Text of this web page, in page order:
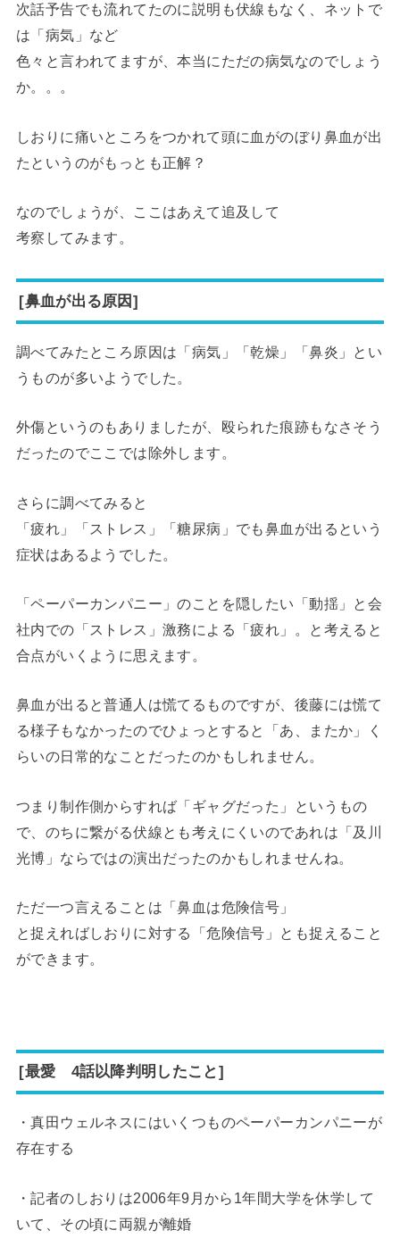
次話予告でも流れてたのに説明も伏線もなく、ネットで
は「病気」など
色々と言われてますが、本当にただの病気なのでしょう
か。。。
しおりに痛いところをつかれて頭に血がのぼり鼻血が出
たというのがもっとも正解？
なのでしょうが、ここはあえて追及して
考察してみます。
[鼻血が出る原因]
調べてみたところ原因は「病気」「乾燥」「鼻炎」とい
うものが多いようでした。
外傷というのもありましたが、殴られた痕跡もなさそう
だったのでここでは除外します。
さらに調べてみると
「疲れ」「ストレス」「糖尿病」でも鼻血が出るという
症状はあるようでした。
「ペーパーカンパニー」のことを隠したい「動揺」と会
社内での「ストレス」激務による「疲れ」。と考えると
合点がいくように思えます。
鼻血が出ると普通人は慌てるものですが、後藤には慌て
る様子もなかったのでひょっとすると「あ、またか」く
らいの日常的なことだったのかもしれません。
つまり制作側からすれば「ギャグだった」というもの
で、のちに繋がる伏線とも考えにくいのであれは「及川
光博」ならではの演出だったのかもしれませんね。
ただ一つ言えることは「鼻血は危険信号」
と捉えればしおりに対する「危険信号」とも捉えること
ができます。
[最愛 4話以降判明したこと]
・真田ウェルネスにはいくつものペーパーカンパニーが
存在する
・記者のしおりは2006年9月から1年間大学を休学して
いて、その頃に両親が離婚